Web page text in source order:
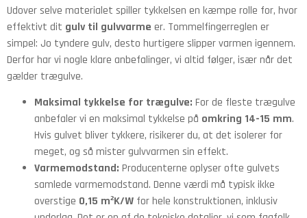
Udover selve materialet spiller tykkelsen en kæmpe rolle for, hvor
effektivt dit gulv til gulvvarme er. Tommelfingerreglen er
simpel: Jo tyndere gulv, desto hurtigere slipper varmen igennem.
Derfor har vi nogle klare anbefalinger, vi altid følger, især når det
gælder trægulve.
Maksimal tykkelse for trægulve: For de fleste trægulve
anbefaler vi en maksimal tykkelse på omkring 14-15 mm.
Hvis gulvet bliver tykkere, risikerer du, at det isolerer for
meget, og så mister gulvvarmen sin effekt.
Varmemodstand: Producenterne oplyser ofte gulvets
samlede varmemodstand. Denne værdi må typisk ikke
overstige 0,15 m²K/W for hele konstruktionen, inklusiv